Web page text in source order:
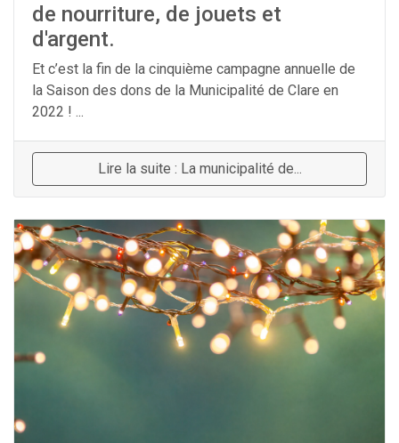
de nourriture, de jouets et
d'argent.
Et c’est la fin de la cinquième campagne annuelle de
la Saison des dons de la Municipalité de Clare en
2022 ! ...
Lire la suite : La municipalité de...